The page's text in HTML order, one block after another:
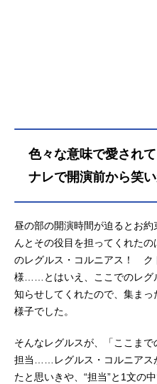
Re:ゼ
（水）
編：
月26
【第1
（金
ストナ
リア：
平フェ
ト・ヴ
色々な意味で愛され
ナレで開演前から笑
昼の部の開演時間が迫るとお
んとその役目を担ってくれた
のレグルス・コルニアス！ ク
様……とはいえ、ここでのレグ
知らせしてくれたので、集ま
様子でした。
そんなレグルスが、「ここまで
担当……レグルス・コルニアス
たと思いきや、“担当”と1文の